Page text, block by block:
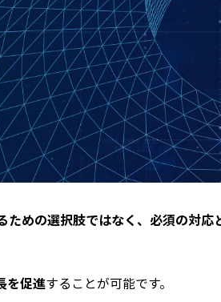
ための選択肢ではなく、必須の対応
を促進することが可能です。